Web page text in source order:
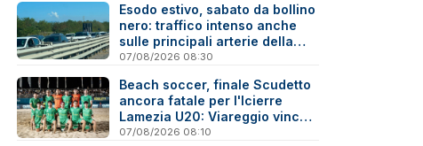
Esodo estivo, sabato da bollino
nero: traffico intenso anche
sulle principali arterie della
Calabria
07/08/2026 08:30
Beach soccer, finale Scudetto
ancora fatale per l'Icierre
Lamezia U20: Viareggio vince
ai rigori
07/08/2026 08:10